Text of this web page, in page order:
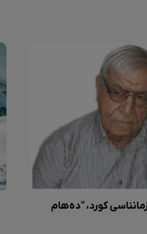
کورد، "دەهام